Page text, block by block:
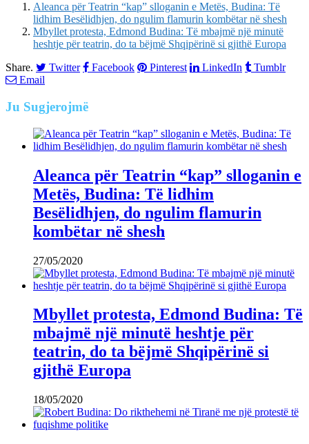
Aleanca për Teatrin “kap” slloganin e Metës, Budina: Të
lidhim Besëlidhjen, do ngulim flamurin kombëtar në shesh
Mbyllet protesta, Edmond Budina: Të mbajmë një minutë
heshtje për teatrin, do ta bëjmë Shqipërinë si gjithë Europa
Share.
Twitter Facebook Pinterest LinkedIn
Tumblr
Email
Ju Sugjerojmë
Aleanca për Teatrin “kap” slloganin e
Metës, Budina: Të lidhim
Besëlidhjen, do ngulim flamurin
kombëtar në shesh
27/05/2020
Mbyllet protesta, Edmond Budina: Të
mbajmë një minutë heshtje për
teatrin, do ta bëjmë Shqipërinë si
gjithë Europa
18/05/2020